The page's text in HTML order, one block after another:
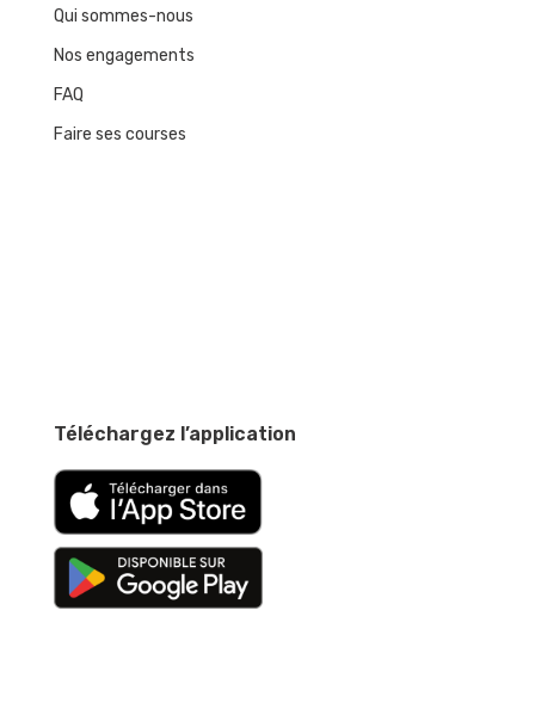
Qui sommes-nous
Nos engagements
FAQ
Faire ses courses
Téléchargez l’application